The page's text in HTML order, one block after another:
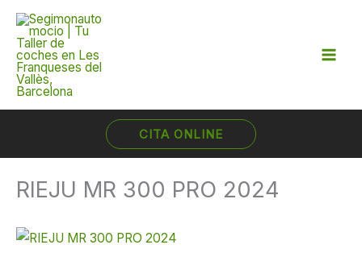
contenido
CITA ONLINE
RIEJU MR 300 PRO 2024